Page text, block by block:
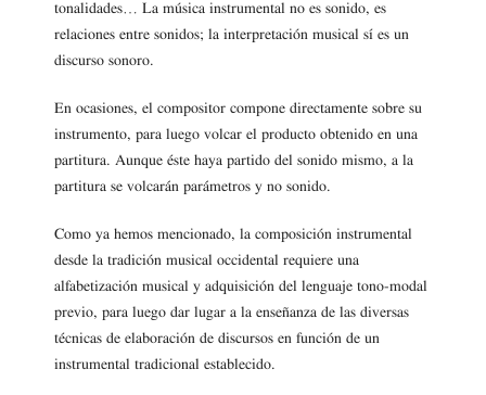
tonalidades… La música instrumental no es sonido, es
relaciones entre sonidos; la interpretación musical sí es un
discurso sonoro.
En ocasiones, el compositor compone directamente sobre su
instrumento, para luego volcar el producto obtenido en una
partitura. Aunque éste haya partido del sonido mismo, a la
partitura se volcarán parámetros y no sonido.
Como ya hemos mencionado, la composición instrumental
desde la tradición musical occidental requiere una
alfabetización musical y adquisición del lenguaje tono-modal
previo, para luego dar lugar a la enseñanza de las diversas
técnicas de elaboración de discursos en función de un
instrumental tradicional establecido.